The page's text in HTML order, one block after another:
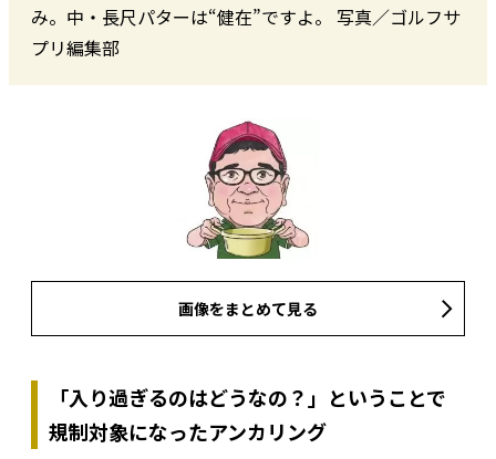
み。中・長尺パターは“健在”ですよ。 写真／ゴルフサ
プリ編集部
画像をまとめて見る
「入り過ぎるのはどうなの？」ということで
規制対象になったアンカリング